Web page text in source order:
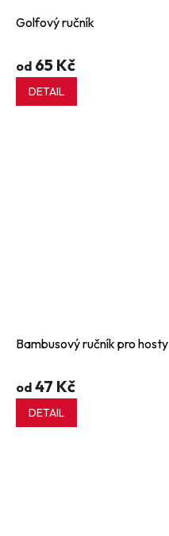
Golfový ručník
od 65 Kč
DETAIL
Bambusový ručník pro hosty
od 47 Kč
DETAIL